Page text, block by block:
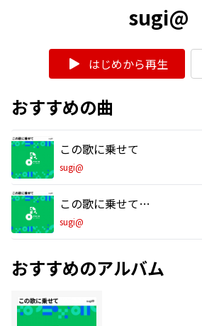
sugi@
はじめから再生
おすすめの曲
この歌に乗せて
sugi@
この歌に乗せて (INSTRUMENTAL)
sugi@
おすすめのアルバム